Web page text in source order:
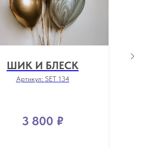
ШИК И БЛЕСК
Артикул: SET 134
3 800 ₽